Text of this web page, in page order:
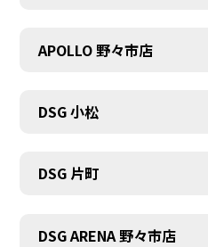
APOLLO 野々市店
DSG 小松
DSG 片町
DSG ARENA 野々市店